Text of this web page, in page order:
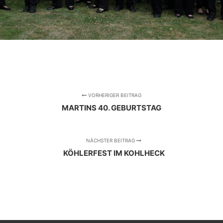
VORHERIGER BEITRAG
MARTINS 40. GEBURTSTAG
NÄCHSTER BEITRAG
KÖHLERFEST IM KOHLHECK